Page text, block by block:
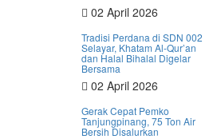
02 April 2026
Tradisi Perdana di SDN 002
Selayar, Khatam Al-Qur’an
dan Halal Bihalal Digelar
Bersama
02 April 2026
Gerak Cepat Pemko
Tanjungpinang, 75 Ton Air
Bersih Disalurkan